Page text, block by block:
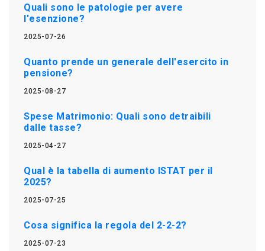
Quali sono le patologie per avere
l'esenzione?
2025-07-26
Quanto prende un generale dell'esercito in
pensione?
2025-08-27
Spese Matrimonio: Quali sono detraibili
dalle tasse?
2025-04-27
Qual è la tabella di aumento ISTAT per il
2025?
2025-07-25
Cosa significa la regola del 2-2-2?
2025-07-23